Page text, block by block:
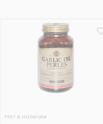
Нет в наличии